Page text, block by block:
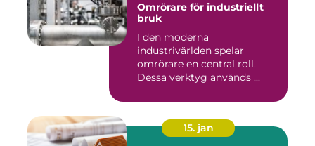
Omrörare för industriellt
bruk
I den moderna
industrivärlden spelar
omrörare en central roll.
Dessa verktyg används ...
15. jan